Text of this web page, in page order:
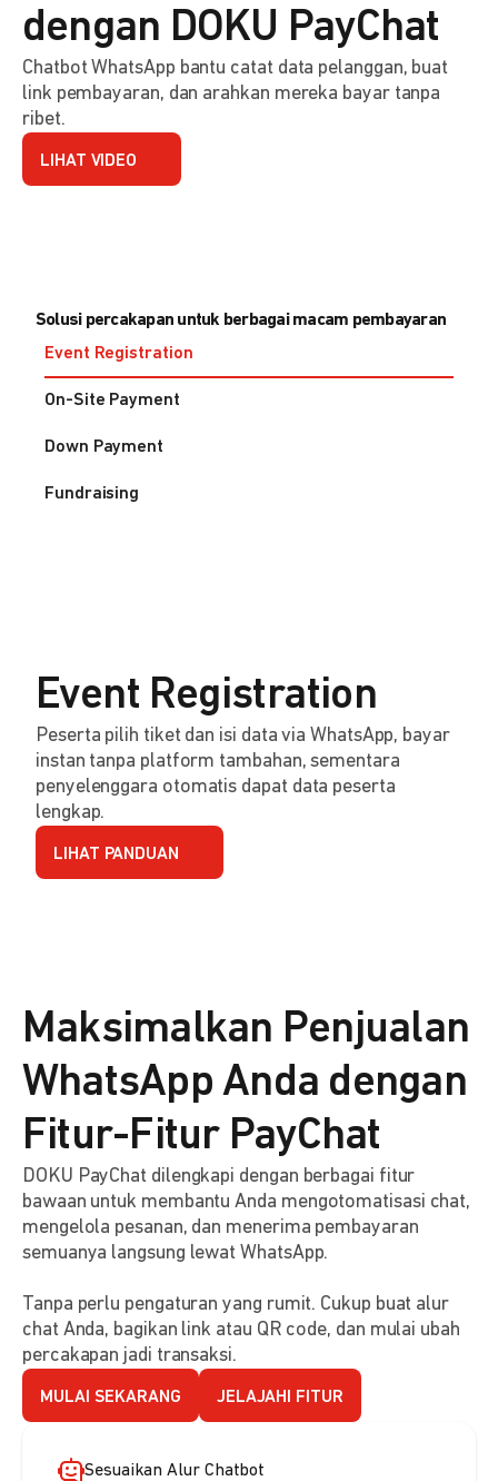
dengan DOKU PayChat
Chatbot WhatsApp bantu catat data pelanggan, buat
link pembayaran, dan arahkan mereka bayar tanpa
ribet.
LIHAT VIDEO
Solusi percakapan untuk berbagai macam pembayaran
Event Registration
On-Site Payment
Down Payment
Fundraising
Event Registration
Peserta pilih tiket dan isi data via WhatsApp, bayar
instan tanpa platform tambahan, sementara
penyelenggara otomatis dapat data peserta
lengkap.
LIHAT PANDUAN
Maksimalkan Penjualan
WhatsApp Anda dengan
Fitur-Fitur PayChat
DOKU PayChat dilengkapi dengan berbagai fitur
bawaan untuk membantu Anda mengotomatisasi chat,
mengelola pesanan, dan menerima pembayaran
semuanya langsung lewat WhatsApp.
Tanpa perlu pengaturan yang rumit. Cukup buat alur
chat Anda, bagikan link atau QR code, dan mulai ubah
percakapan jadi transaksi.
MULAI SEKARANG JELAJAHI FITUR
Sesuaikan Alur Chatbot